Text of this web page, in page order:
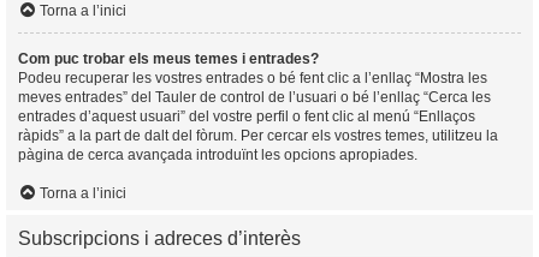
Torna a l’inici
Com puc trobar els meus temes i entrades?
Podeu recuperar les vostres entrades o bé fent clic a l’enllaç “Mostra les
meves entrades” del Tauler de control de l’usuari o bé l’enllaç “Cerca les
entrades d’aquest usuari” del vostre perfil o fent clic al menú “Enllaços
ràpids” a la part de dalt del fòrum. Per cercar els vostres temes, utilitzeu la
pàgina de cerca avançada introduïnt les opcions apropiades.
Torna a l’inici
Subscripcions i adreces d’interès